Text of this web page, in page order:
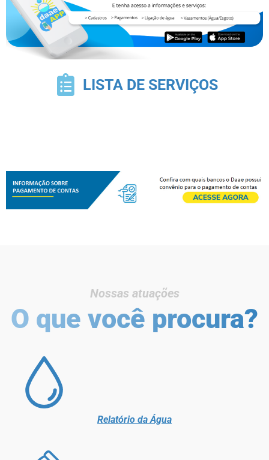
LISTA DE SERVIÇOS
Nossas atuações
O que você procura?
Relatório da Água